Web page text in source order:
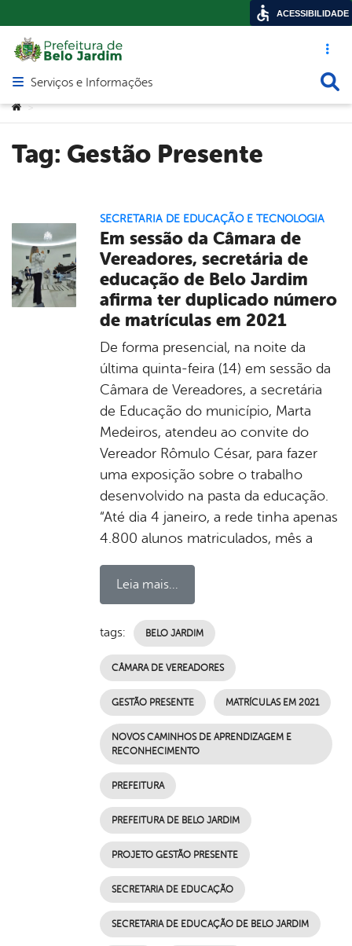
Acesso
Abrir menu principal de navegação
Serviços e Informações
Você está aqui:
>
Tag: Gestão Presente
SECRETARIA DE EDUCAÇÃO E TECNOLOGIA
Em sessão da Câmara de
Vereadores, secretária de
educação de Belo Jardim
afirma ter duplicado número
de matrículas em 2021
De forma presencial, na noite da
última quinta-feira (14) em sessão da
Câmara de Vereadores, a secretária
de Educação do município, Marta
Medeiros, atendeu ao convite do
Vereador Rômulo César, para fazer
uma exposição sobre o trabalho
desenvolvido na pasta da educação.
“Até dia 4 janeiro, a rede tinha apenas
4.800 alunos matriculados, mês a
Leia mais...
tags: BELO JARDIM
CÂMARA DE VEREADORES
GESTÃO PRESENTE MATRÍCULAS EM 2021
NOVOS CAMINHOS DE APRENDIZAGEM E
RECONHECIMENTO
PREFEITURA
PREFEITURA DE BELO JARDIM
PROJETO GESTÃO PRESENTE
SECRETARIA DE EDUCAÇÃO
SECRETARIA DE EDUCAÇÃO DE BELO JARDIM
ACESSIBILIDADE